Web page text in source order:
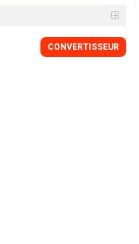
CONVERTISSEUR